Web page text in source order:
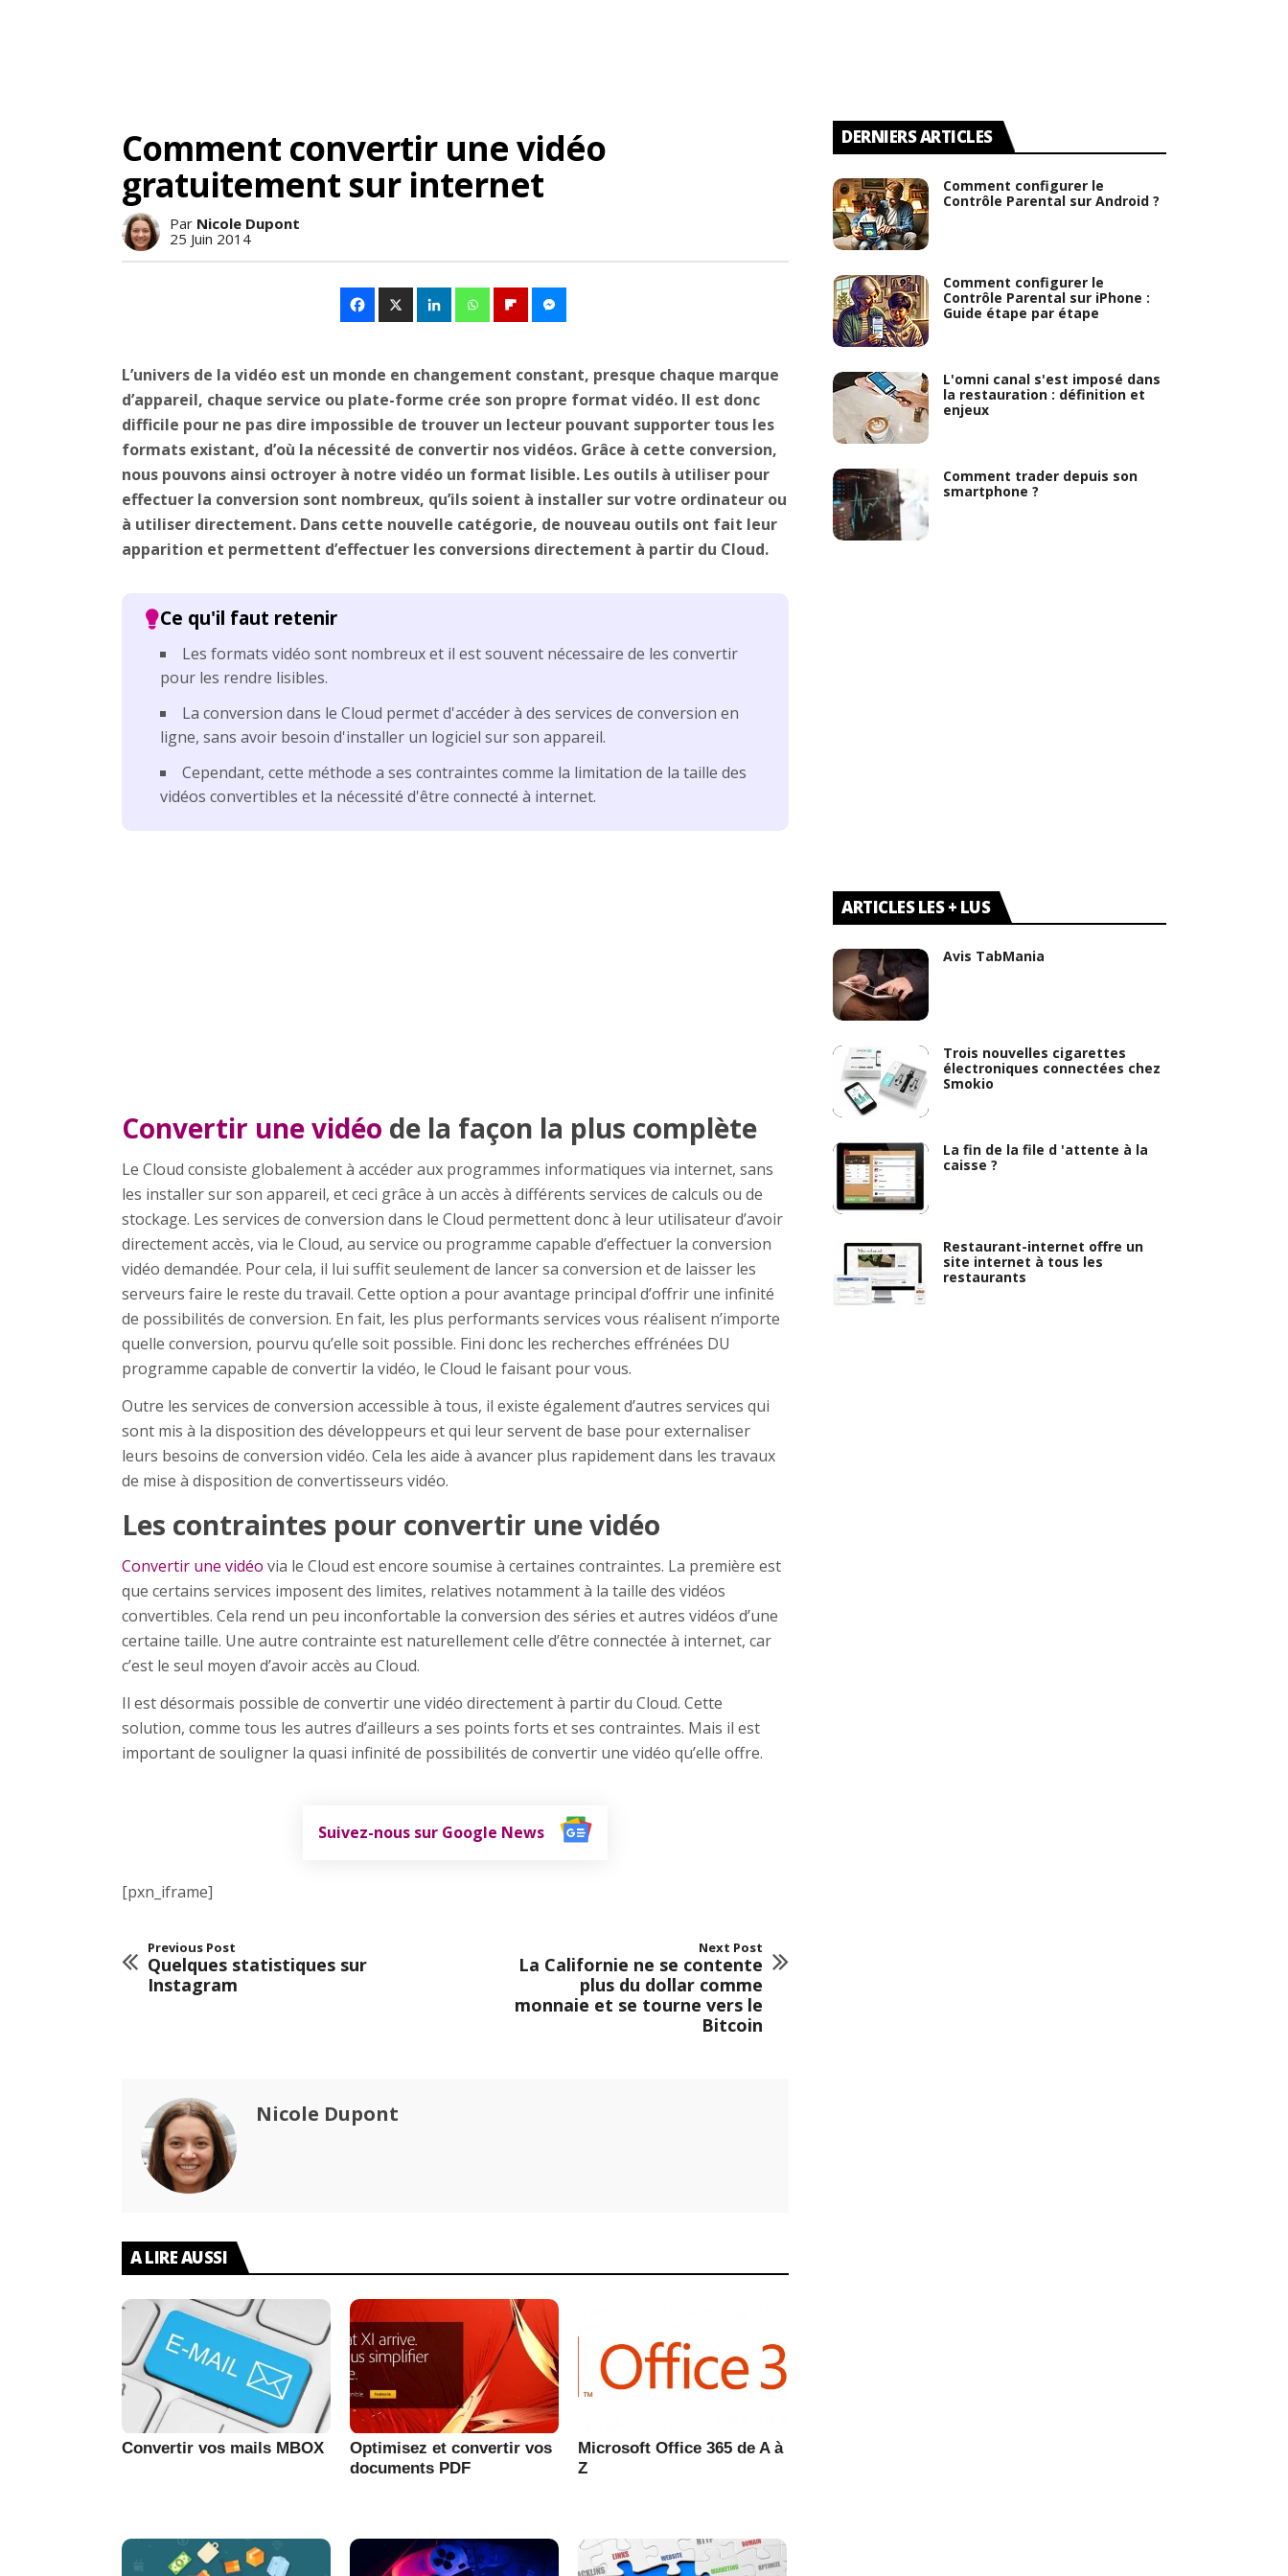
Comment convertir une vidéo
gratuitement sur internet
Par Nicole Dupont
25 Juin 2014
L’univers de la vidéo est un monde en changement constant, presque chaque marque
d’appareil, chaque service ou plate-forme crée son propre format vidéo. Il est donc
difficile pour ne pas dire impossible de trouver un lecteur pouvant supporter tous les
formats existant, d’où la nécessité de convertir nos vidéos. Grâce à cette conversion,
nous pouvons ainsi octroyer à notre vidéo un format lisible. Les outils à utiliser pour
effectuer la conversion sont nombreux, qu’ils soient à installer sur votre ordinateur ou
à utiliser directement. Dans cette nouvelle catégorie, de nouveau outils ont fait leur
apparition et permettent d’effectuer les conversions directement à partir du Cloud.
Les formats vidéo sont nombreux et il est souvent nécessaire de les convertir
pour les rendre lisibles.
La conversion dans le Cloud permet d'accéder à des services de conversion en
ligne, sans avoir besoin d'installer un logiciel sur son appareil.
Cependant, cette méthode a ses contraintes comme la limitation de la taille des
vidéos convertibles et la nécessité d'être connecté à internet.
Convertir une vidéo de la façon la plus complète
Le Cloud consiste globalement à accéder aux programmes informatiques via internet, sans
les installer sur son appareil, et ceci grâce à un accès à différents services de calculs ou de
stockage. Les services de conversion dans le Cloud permettent donc à leur utilisateur d’avoir
directement accès, via le Cloud, au service ou programme capable d’effectuer la conversion
vidéo demandée. Pour cela, il lui suffit seulement de lancer sa conversion et de laisser les
serveurs faire le reste du travail. Cette option a pour avantage principal d’offrir une infinité
de possibilités de conversion. En fait, les plus performants services vous réalisent n’importe
quelle conversion, pourvu qu’elle soit possible. Fini donc les recherches effrénées DU
programme capable de convertir la vidéo, le Cloud le faisant pour vous.
Outre les services de conversion accessible à tous, il existe également d’autres services qui
sont mis à la disposition des développeurs et qui leur servent de base pour externaliser
leurs besoins de conversion vidéo. Cela les aide à avancer plus rapidement dans les travaux
de mise à disposition de convertisseurs vidéo.
Les contraintes pour convertir une vidéo
Convertir une vidéo via le Cloud est encore soumise à certaines contraintes. La première est
que certains services imposent des limites, relatives notamment à la taille des vidéos
convertibles. Cela rend un peu inconfortable la conversion des séries et autres vidéos d’une
certaine taille. Une autre contrainte est naturellement celle d’être connectée à internet, car
c’est le seul moyen d’avoir accès au Cloud.
Il est désormais possible de convertir une vidéo directement à partir du Cloud. Cette
solution, comme tous les autres d’ailleurs a ses points forts et ses contraintes. Mais il est
important de souligner la quasi infinité de possibilités de convertir une vidéo qu’elle offre.
Suivez-nous sur Google News
[pxn_iframe]
Previous Post
Quelques statistiques sur
Instagram
Next Post
La Californie ne se contente
plus du dollar comme
monnaie et se tourne vers le
Bitcoin
Nicole Dupont
A LIRE AUSSI
Convertir vos mails MBOX
Optimisez et convertir vos
documents PDF
Microsoft Office 365 de A à
Z
DERNIERS ARTICLES
Comment configurer le
Contrôle Parental sur Android ?
Comment configurer le
Contrôle Parental sur iPhone :
Guide étape par étape
L'omni canal s'est imposé dans
la restauration : définition et
enjeux
Comment trader depuis son
smartphone ?
ARTICLES LES + LUS
Avis TabMania
Trois nouvelles cigarettes
électroniques connectées chez
Smokio
La fin de la file d 'attente à la
caisse ?
Restaurant-internet offre un
site internet à tous les
restaurants